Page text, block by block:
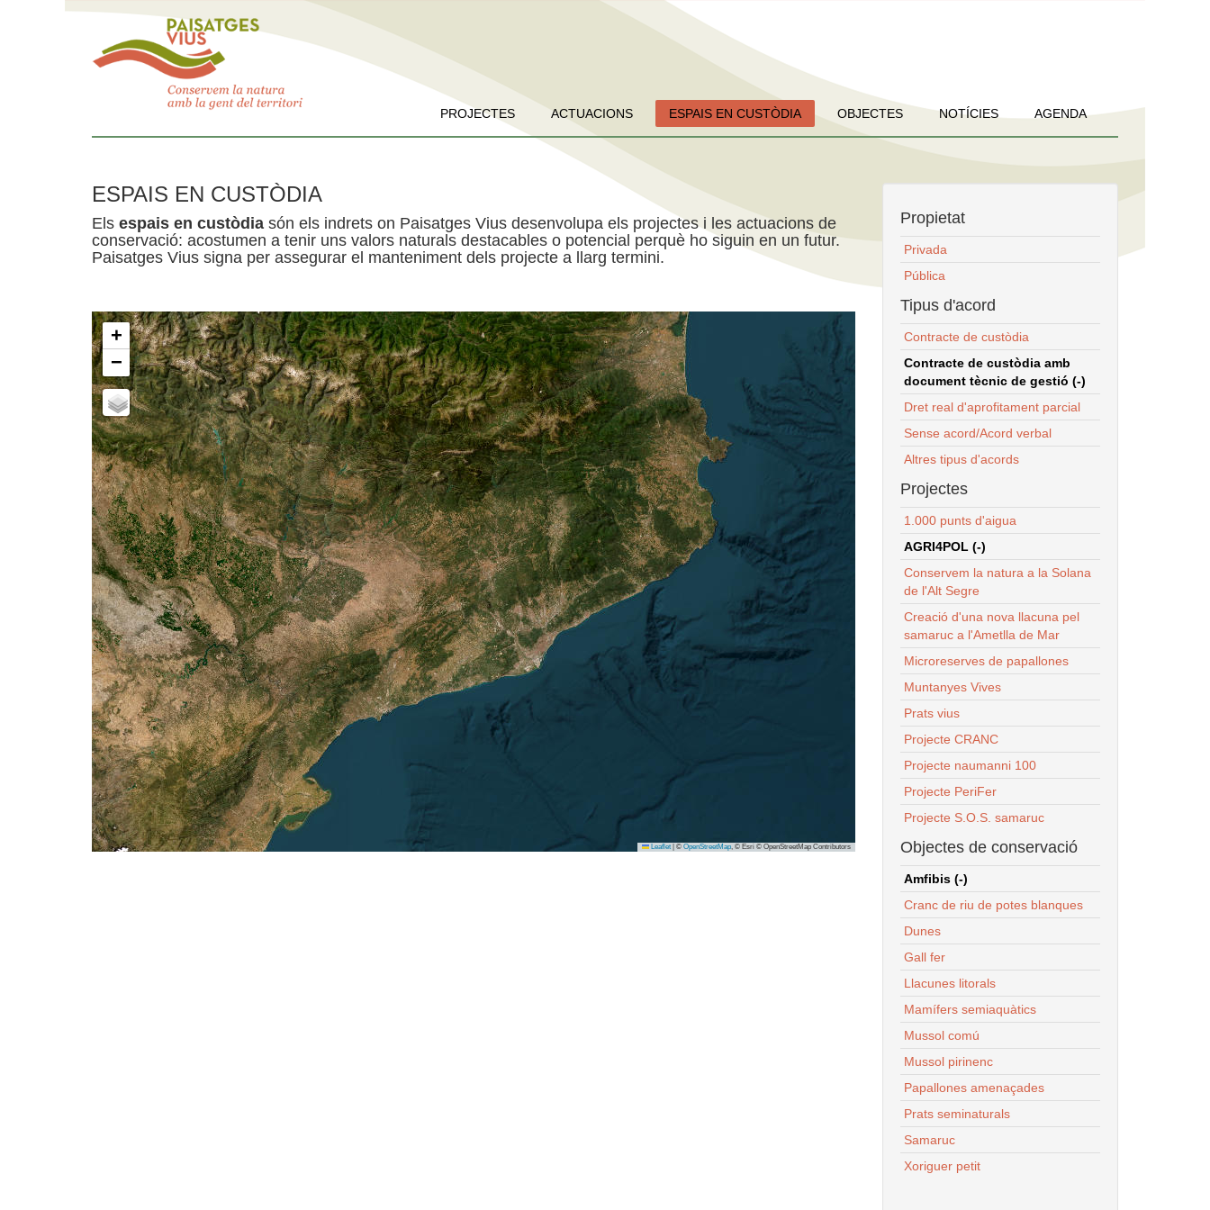
PROJECTES ACTUACIONS ESPAIS EN CUSTÒDIA OBJECTES NOTÍCIES AGENDA
ESPAIS EN CUSTÒDIA
Els espais en custòdia són els indrets on Paisatges Vius desenvolupa els projectes i les actuacions de
conservació: acostumen a tenir uns valors naturals destacables o potencial perquè ho siguin en un futur.
Paisatges Vius signa per assegurar el manteniment dels projecte a llarg termini.
+
−
Leaflet © OpenStreetMap, © Esri © OpenStreetMap Contributors
Propietat
Privada
Pública
Tipus d'acord
Contracte de custòdia
Contracte de custòdia amb
document tècnic de gestió (-)
Dret real d'aprofitament parcial
Sense acord/Acord verbal
Altres tipus d'acords
Projectes
1.000 punts d'aigua
AGRI4POL (-)
Conservem la natura a la Solana
de l'Alt Segre
Creació d'una nova llacuna pel
samaruc a l'Ametlla de Mar
Microreserves de papallones
Muntanyes Vives
Prats vius
Projecte CRANC
Projecte naumanni 100
Projecte PeriFer
Projecte S.O.S. samaruc
Objectes de conservació
Amfibis (-)
Cranc de riu de potes blanques
Dunes
Gall fer
Llacunes litorals
Mamífers semiaquàtics
Mussol comú
Mussol pirinenc
Papallones amenaçades
Prats seminaturals
Samaruc
Xoriguer petit